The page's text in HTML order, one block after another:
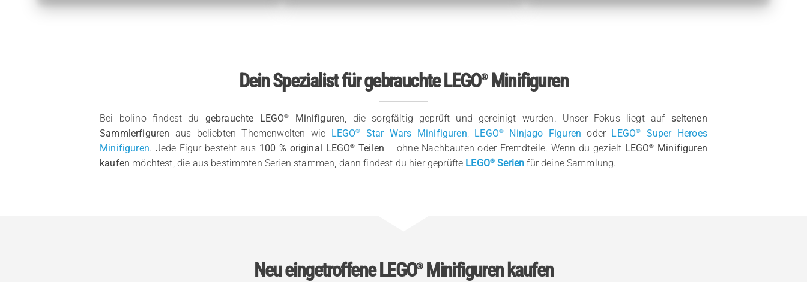
Dein Spezialist für gebrauchte LEGO®Minifiguren
Bei bolino findest du gebrauchte LEGO® Minifiguren , die sorgfältig geprüft und gereinigt wurden. Unser Fokus liegt auf seltenen
Sammlerfiguren aus beliebten Themenwelten wie LEGO® Star Wars Minifiguren LEGO® Ninjago Figuren oder LEGO®
Super Heroes
Minifiguren. Jede Figur besteht aus 100 % original LEGO® Teilen – ohne Nachbauten oder Fremdteile. Wenn du gezielt LEGO®
Minifiguren
kaufen möchtest, die aus bestimmten Serien stammen, dann findest du hier geprüfte LEGO® Serien für deine Sammlung.
Neu eingetroffene LEGO®Minifiguren kaufen